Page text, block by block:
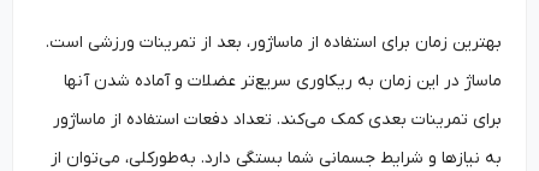
بهترین زمان برای استفاده از ماساژور، بعد از تمرینات ورزشی است.
ماساژ در این زمان به ریکاوری سریع‌تر عضلات و آماده شدن آنها
برای تمرینات بعدی کمک می‌کند. تعداد دفعات استفاده از ماساژور
به نیازها و شرایط جسمانی شما بستگی دارد. به‌طورکلی، می‌توان از